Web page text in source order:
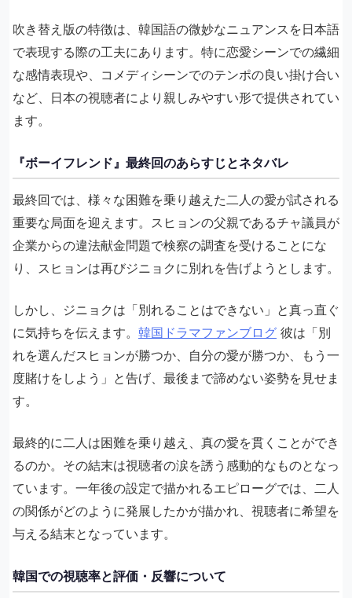
吹き替え版の特徴は、韓国語の微妙なニュアンスを日本語
で表現する際の工夫にあります。特に恋愛シーンでの繊細
な感情表現や、コメディシーンでのテンポの良い掛け合い
など、日本の視聴者により親しみやすい形で提供されてい
ます。
『ボーイフレンド』最終回のあらすじとネタバレ
最終回では、様々な困難を乗り越えた二人の愛が試される
重要な局面を迎えます。スヒョンの父親であるチャ議員が
企業からの違法献金問題で検察の調査を受けることにな
り、スヒョンは再びジニョクに別れを告げようとします。
しかし、ジニョクは「別れることはできない」と真っ直ぐ
に気持ちを伝えます。 韓国ドラマファンブログ 彼は「別
れを選んだスヒョンが勝つか、自分の愛が勝つか、もう一
度賭けをしよう」と告げ、最後まで諦めない姿勢を見せま
す。
最終的に二人は困難を乗り越え、真の愛を貫くことができ
るのか。その結末は視聴者の涙を誘う感動的なものとなっ
ています。一年後の設定で描かれるエピローグでは、二人
の関係がどのように発展したかが描かれ、視聴者に希望を
与える結末となっています。
韓国での視聴率と評価・反響について